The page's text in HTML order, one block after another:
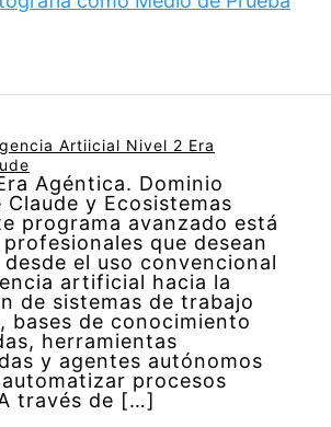
Artiicial Nivel 2 Era
Agéntica. Dominio
Claude y Ecosistemas
programa avanzado está
que desean
el uso convencional
artificial hacia la
de sistemas de trabajo
bases de conocimiento
herramientas
y agentes autónomos
procesos
través de […]